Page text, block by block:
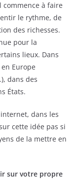
commence à faire
le rythme, de
des richesses.
pour la
lieux. Dans
Europe
dans des
États.
dans les
cette idée pas si
de la mettre en
sur votre propre